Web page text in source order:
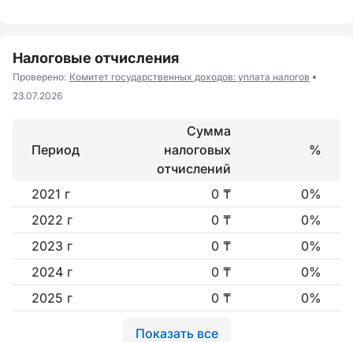
Налоговые отчисления
Проверено: Комитет государственных доходов: уплата налогов
23.07.2026
Период
Сумма
налоговых
отчислений
%
2021 г 0 ₸
0%
2022 г
0 ₸
0%
2023 г
0 ₸
0%
2024 г
0 ₸
0%
2025 г
0 ₸ 0%
Показать все